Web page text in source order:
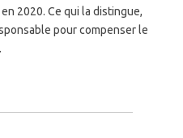
2020. Ce qui la distingue,
pour compenser le